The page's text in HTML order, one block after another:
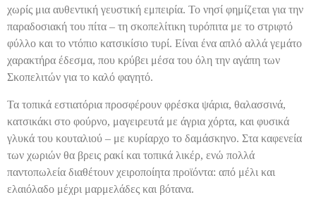
χωρίς μια αυθεντική γευστική εμπειρία. Το νησί φημίζεται για την
παραδοσιακή του πίτα – τη σκοπελίτικη τυρόπιτα με το στριφτό
φύλλο και το ντόπιο κατσικίσιο τυρί. Είναι ένα απλό αλλά γεμάτο
χαρακτήρα έδεσμα, που κρύβει μέσα του όλη την αγάπη των
Σκοπελιτών για το καλό φαγητό.
Τα τοπικά εστιατόρια προσφέρουν φρέσκα ψάρια, θαλασσινά,
κατσικάκι στο φούρνο, μαγειρευτά με άγρια χόρτα, και φυσικά
γλυκά του κουταλιού – με κυρίαρχο το δαμάσκηνο. Στα καφενεία
των χωριών θα βρεις ρακί και τοπικά λικέρ, ενώ πολλά
παντοπωλεία διαθέτουν χειροποίητα προϊόντα: από μέλι και
ελαιόλαδο μέχρι μαρμελάδες και βότανα.